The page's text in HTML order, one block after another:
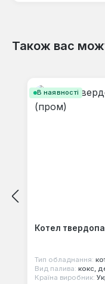
Відгуків не
Також вас
В наявності
Котел
Тип обладнання:
Вид палива: кокс,
Країна виробник: